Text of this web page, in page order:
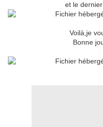
et le
Voilà,je
Bonne